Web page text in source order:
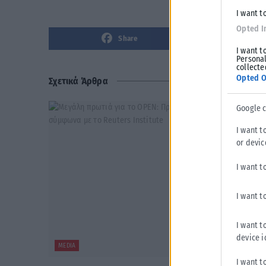
I want
Opted
I want
Opted
Google
I want
or
I want
I want
I want
device
I want
Share
Σχετικά Άρθρα
MEDIA